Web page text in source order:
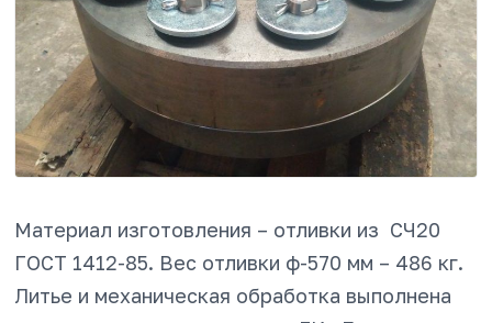
Материал изготовления – отливки из СЧ20
ГОСТ 1412-85. Вес отливки ф-570 мм – 486 кг.
Литье и механическая обработка выполнена